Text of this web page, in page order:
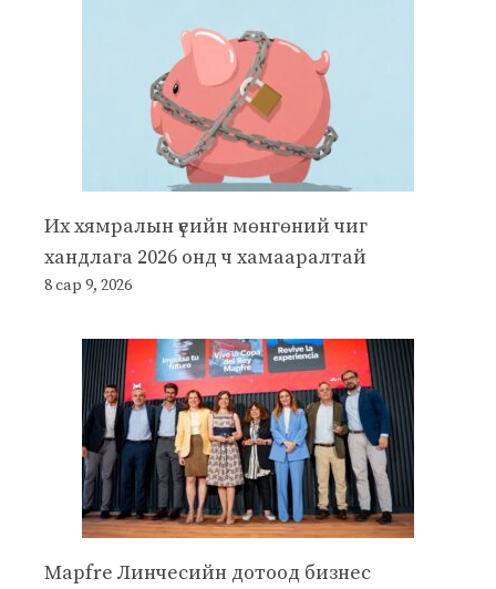
Их хямралын үеийн мөнгөний чиг
хандлага 2026 онд ч хамааралтай
8 сар 9, 2026
Mapfre Линчесийн дотоод бизнес